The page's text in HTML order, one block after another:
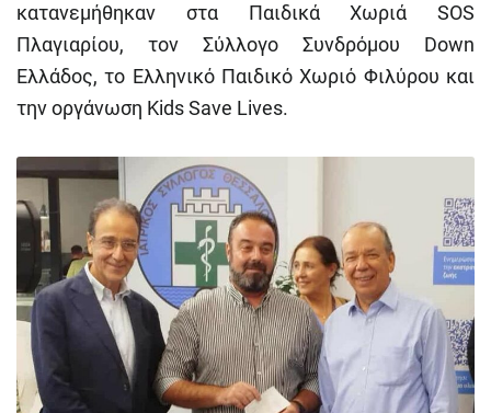
κατανεμήθηκαν στα Παιδικά Χωριά SOS
Πλαγιαρίου, τον Σύλλογο Συνδρόμου Down
Ελλάδος, το Ελληνικό Παιδικό Χωριό Φιλύρου και
την οργάνωση Kids Save Lives.